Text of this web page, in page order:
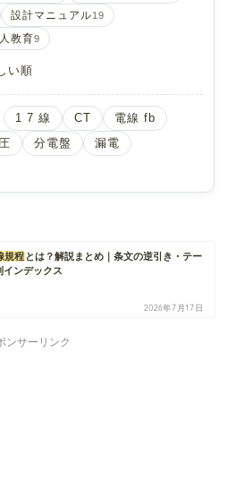
設計マニュアル19
教育9
い順
1 7 線 CT
電線 fb
分電盤
漏電
規程 とは？解説まとめ｜条文の逆引き・テー
インデックス
2026年7月17日
ンサーリンク